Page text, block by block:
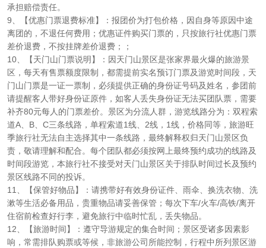
承担赔偿责任。
9、【优惠门票退费标准】：报团价为打包价格，因自身等原因中途
离团的，不退任何费用；优惠证件购买门票的，只按旅行社优惠门票
差价退费，不按挂牌差价退费；；
10、【天门山门票说明】：因天门山景区是张家界最火爆的旅游景
区，每天有售票额度限制，都需提前实名预订门票及游览时间段，天
门山门票是一证一票制，必须提供正确的身份证号码及姓名，参团前
请提醒客人带好身份证原件，如客人丢失身份证无法买团队票，需要
补齐80元每人的门票差价。景区为分流人群，游览线路分为：双程索
道A、B、C三条线路，单程索道1线、2线，1线，价格同等，旅游旺
季旅行社无法自主选择其中一条线路，最终解释权归天门山景区负
责，敬请理解和配合。每个团队都必须按网上最终预约成功的线路及
时间段游览，本旅行社不接受对天门山景区关于排队时间过长及预约
景区线路不同的投诉。
11、【保管好物品】：请携带好有效身份证件、雨伞、换洗衣物、洗
漱等生活必备用品，贵重物品请妥善保管；每次下车/火车/高铁/离开
住宿前检查好行李，避免旅行中临时忙乱，丢失物品。
12、【旅游时间】：遵守导游规定的集合时间；景区受诸多因素影
响，常需排队购票或等候，非旅游公司所能控制，行程中所列景区游